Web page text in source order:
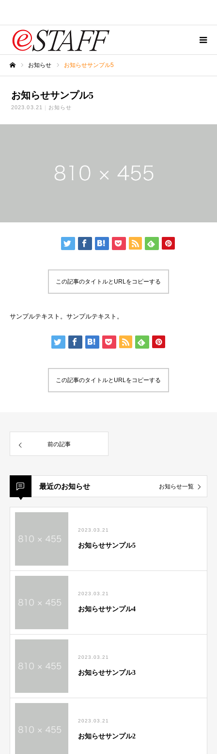
お知らせ お知らせサンプル5
お知らせサンプル5
2023.03.21 お知らせ
この記事のタイトルとURLをコピーする
サンプルテキスト。サンプルテキスト。
この記事のタイトルとURLをコピーする
前の記事
最近のお知らせ お知らせ一覧
2023.03.21
お知らせサンプル5
2023.03.21
お知らせサンプル4
2023.03.21
お知らせサンプル3
2023.03.21
お知らせサンプル2